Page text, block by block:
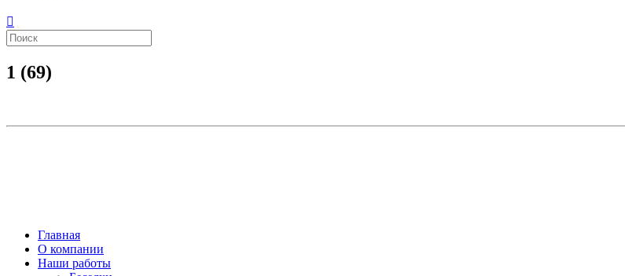
1 (69)
Главная
О компании
Наши работы